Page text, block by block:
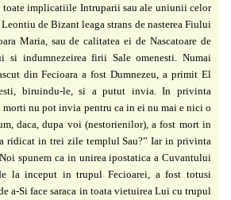
toateimplicatiile Intruparii sau ale uniunii celor
de Bizant leagastrans de nasterea Fiului
Maria, sau de calitatea ei de Nascatoare de
si indumnezeirea firii Sale omenesti. Numai
din Fecioara a fost Dumnezeu, a primit El
biruindu-le, si aputut invia. In privinta
nu pot invia pentru ca in ei nu mai e nici o
daca, dupa voi (nestorienilor), a fost mort in
ridicat in trei zile templul Sau?” Iar in privinta
spunem ca in unirea ipostatica a Cuvantului
la inceput in trupul Fecioarei, afost totusi
a-Si face saraca in toata vietuirea Lui cu trupul